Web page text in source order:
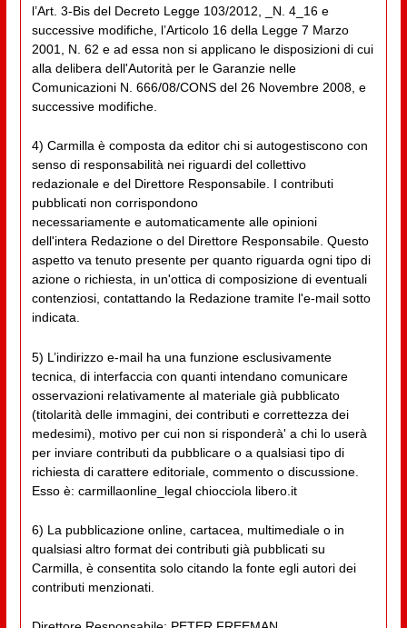
l’Art. 3-Bis del Decreto Legge 103/2012, _N. 4_16 e
successive modifiche, l’Articolo 16 della Legge 7 Marzo
2001, N. 62 e ad essa non si applicano le disposizioni di cui
alla delibera dell'Autorità per le Garanzie nelle
Comunicazioni N. 666/08/CONS del 26 Novembre 2008, e
successive modifiche.
4) Carmilla è composta da editor chi si autogestiscono con
senso di responsabilità nei riguardi del collettivo
redazionale e del Direttore Responsabile. I contributi
pubblicati non corrispondono
necessariamente e automaticamente alle opinioni
dell'intera Redazione o del Direttore Responsabile. Questo
aspetto va tenuto presente per quanto riguarda ogni tipo di
azione o richiesta, in un'ottica di composizione di eventuali
contenziosi, contattando la Redazione tramite l'e-mail sotto
indicata.
5) L’indirizzo e-mail ha una funzione esclusivamente
tecnica, di interfaccia con quanti intendano comunicare
osservazioni relativamente al materiale già pubblicato
(titolarità delle immagini, dei contributi e correttezza dei
medesimi), motivo per cui non si risponderà' a chi lo userà
per inviare contributi da pubblicare o a qualsiasi tipo di
richiesta di carattere editoriale, commento o discussione.
Esso è: carmillaonline_legal chiocciola libero.it
6) La pubblicazione online, cartacea, multimediale o in
qualsiasi altro format dei contributi già pubblicati su
Carmilla, è consentita solo citando la fonte egli autori dei
contributi menzionati.